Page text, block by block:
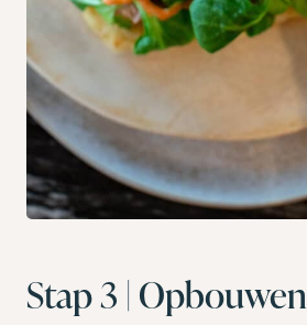
Stap 3 | Opbouwen